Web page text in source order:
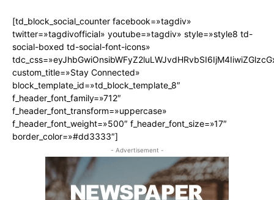
[td_block_social_counter facebook=»tagdiv»
twitter=»tagdivofficial» youtube=»tagdiv» style=»style8 td-
social-boxed td-social-font-icons»
custom_title=»Stay Connected»
block_template_id=»td_block_template_8″
f_header_font_family=»712″
f_header_font_transform=»uppercase»
f_header_font_weight=»500″ f_header_font_size=»17″
border_color=»#dd3333″]
- Advertisement -